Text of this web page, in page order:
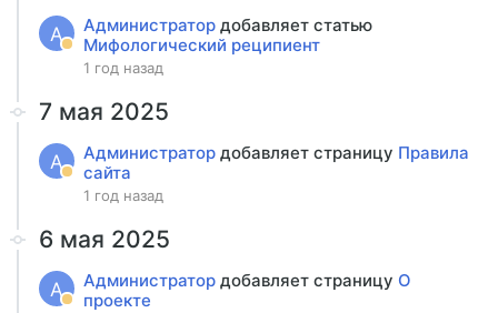
А Администратор добавляет статью
Мифологический реципиент
1 год назад
7 мая 2025
А Администратор добавляет страницу Правила
сайта
1 год назад
6 мая 2025
А Администратор добавляет страницу О
проекте